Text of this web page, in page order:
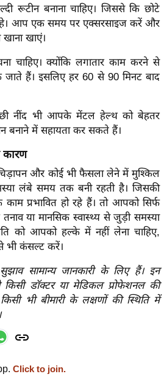
रूटीन बनाना चाहिए। जिससे कि छोटे
आप एक समय पर एक्सरसाइज करें और
खाएं।
चाहिए। क्योंकि लगातार काम करने से
हैं। इसलिए हर 60 से 90 मिनट बाद
नींद भी आपके मेंटल हेल्थ को बेहतर
में सहायता कर सकते हैं।
कारण
और कोई भी फैसला लेने में मुश्किल
लंबे समय तक बनी रहती है। जिसकी
प्रभावित हो रहे हैं। तो आपको सिर्फ
या मानसिक स्वास्थ्य से जुड़ी समस्या
को आपको हल्के में नहीं लेना चाहिए,
भी कंसल्ट करें।
सामान्य जानकारी के लिए हैं। इन
डॉक्टर या मेडिकल प्रोफेशनल की
भी बीमारी के लक्षणों की स्थिति में
Click to join.